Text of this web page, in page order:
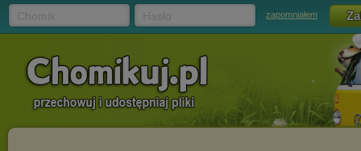
zapomniałem